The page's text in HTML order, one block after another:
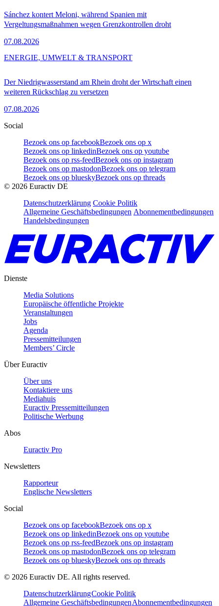
Sánchez kontert Meloni, während Spanien mit
Vergeltungsmaßnahmen wegen Grenzkontrollen droht
07.08.2026
Der Niedrigwasserstand am Rhein droht der Wirtschaft einen
weiteren Rückschlag zu versetzen
07.08.2026
ENERGIE, UMWELT & TRANSPORT
Social
Bezoek ons op facebookBezoek ons op x
Bezoek ons op linkedinBezoek ons op youtube
Bezoek ons op rss-feedBezoek ons op instagram
Bezoek ons op mastodonBezoek ons op telegram
Bezoek ons op blueskyBezoek ons op threads
© 2026 Euractiv DE
Datenschutzerklärung Cookie Politik
Allgemeine Geschäftsbedingungen Abonnementbedingungen
Handelsbedingungen
Dienste
Media Solutions
Europäische öffentliche Projekte
Veranstaltungen
Jobs
Agenda
Pressemitteilungen
Members’ Circle
Über Euractiv
Über uns
Kontaktiere uns
Mediahuis
Euractiv Pressemitteilungen
Politische Werbung
Abos
Euractiv Pro
Newsletters
Rapporteur
Englische Newsletters
Social
Bezoek ons op facebookBezoek ons op x
Bezoek ons op linkedinBezoek ons op youtube
Bezoek ons op rss-feedBezoek ons op instagram
Bezoek ons op mastodonBezoek ons op telegram
Bezoek ons op blueskyBezoek ons op threads
© 2026 Euractiv DE. All rights reserved.
DatenschutzerklärungCookie Politik
Allgemeine GeschäftsbedingungenAbonnementbedingungen